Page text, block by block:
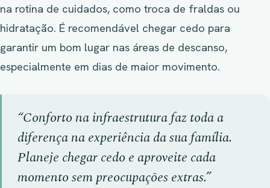
na rotina de cuidados, como troca de fraldas ou
hidratação. É recomendável chegar cedo para
garantir um bom lugar nas áreas de descanso,
especialmente em dias de maior movimento.
“Conforto na infraestrutura faz toda a
diferença na experiência da sua família.
Planeje chegar cedo e aproveite cada
momento sem preocupações extras.”